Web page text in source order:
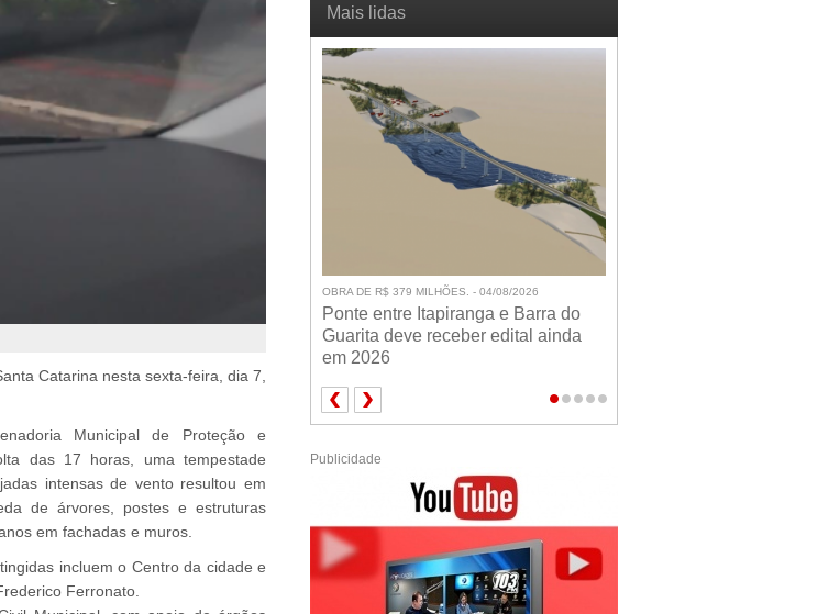
Catarina nesta sexta-feira, dia 7,
Municipal de Proteção e
das 17 horas, uma tempestade
intensas de vento resultou em
de árvores, postes e estruturas
em fachadas e muros.
incluem o Centro da cidade e
Ferronato.
Mais lidas
OBRA DE R$ 379 MILHÕES. - 04/08/2026
Ponte entre Itapiranga e Barra do
Guarita deve receber edital ainda
em 2026
Publicidade